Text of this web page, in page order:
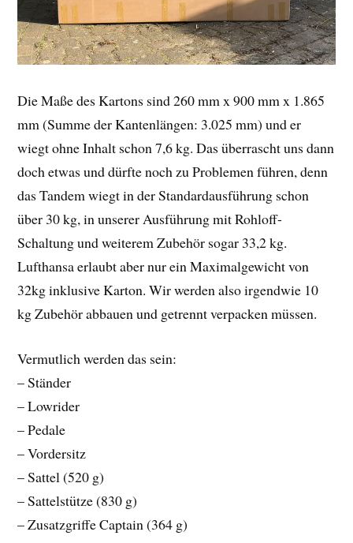
Die Maße des Kartons sind 260 mm x 900 mm x 1.865
mm (Summe der Kantenlängen: 3.025 mm) und er
wiegt ohne Inhalt schon 7,6 kg. Das überrascht uns dann
doch etwas und dürfte noch zu Problemen führen, denn
das Tandem wiegt in der Standardausführung schon
über 30 kg, in unserer Ausführung mit Rohloff-
Schaltung und weiterem Zubehör sogar 33,2 kg.
Lufthansa erlaubt aber nur ein Maximalgewicht von
32kg inklusive Karton. Wir werden also irgendwie 10
kg Zubehör abbauen und getrennt verpacken müssen.
Vermutlich werden das sein:
– Ständer
– Lowrider
– Pedale
– Vordersitz
– Sattel (520 g)
– Sattelstütze (830 g)
– Zusatzgriffe Captain (364 g)